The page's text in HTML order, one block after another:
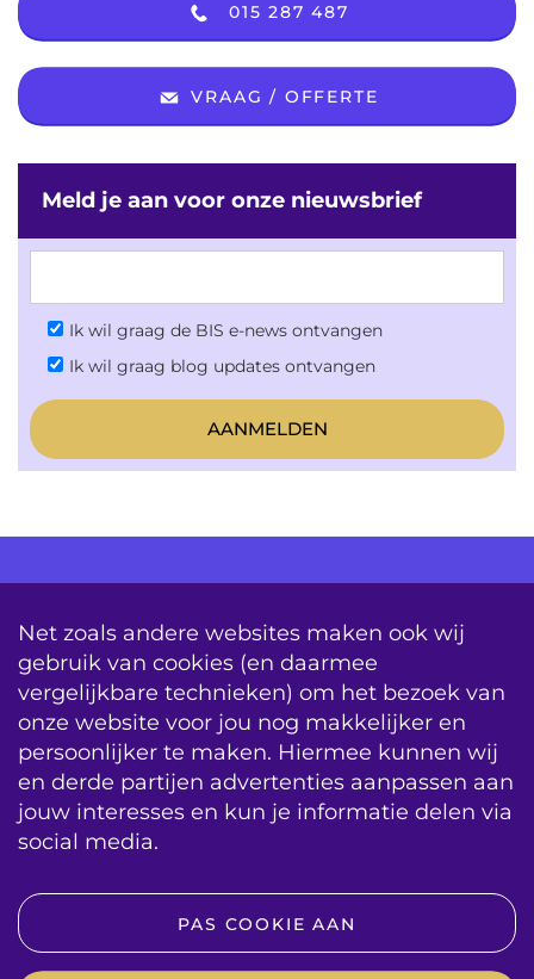
015 287 487
VRAAG / OFFERTE
Meld je aan voor onze nieuwsbrief
Ik wil graag de BIS e-news ontvangen
Ik wil graag blog updates ontvangen
AV Consultancy Opleiding
Detachering
Storing & Onderhoud
Onderhoudscontracten
System Updates
sitemap vacatures
contact
algemene voorwaarden
BIS|Econocom e-news
Net zoals andere websites maken ook wij
gebruik van cookies (en daarmee
vergelijkbare technieken) om het bezoek van
onze website voor jou nog makkelijker en
persoonlijker te maken. Hiermee kunnen wij
en derde partijen advertenties aanpassen aan
jouw interesses en kun je informatie delen via
social media.
PAS COOKIE AAN